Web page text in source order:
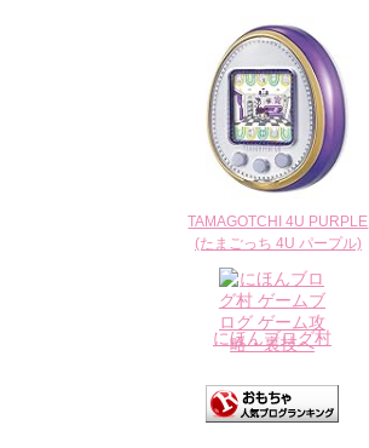
TAMAGOTCHI 4U PURPLE
(たまごっち 4U パープル)
にほんブログ村